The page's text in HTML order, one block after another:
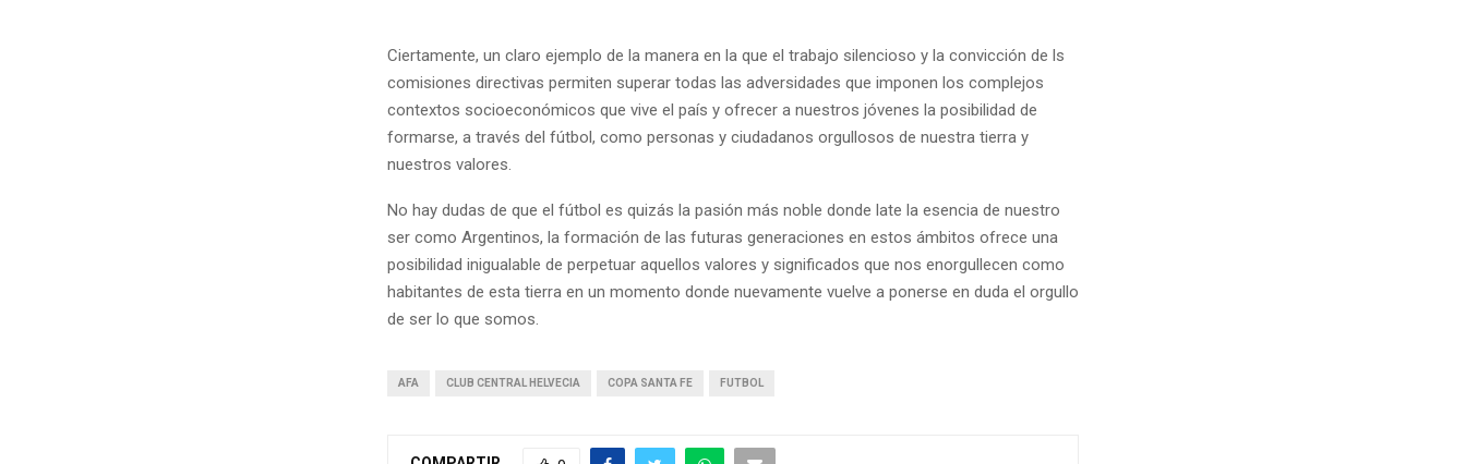
Ciertamente, un claro ejemplo de la manera en la que el trabajo silencioso y la convicción de ls
comisiones directivas permiten superar todas las adversidades que imponen los complejos
contextos socioeconómicos que vive el país y ofrecer a nuestros jóvenes la posibilidad de
formarse, a través del fútbol, como personas y ciudadanos orgullosos de nuestra tierra y
nuestros valores.
No hay dudas de que el fútbol es quizás la pasión más noble donde late la esencia de nuestro
ser como Argentinos, la formación de las futuras generaciones en estos ámbitos ofrece una
posibilidad inigualable de perpetuar aquellos valores y significados que nos enorgullecen como
habitantes de esta tierra en un momento donde nuevamente vuelve a ponerse en duda el orgullo
de ser lo que somos.
AFA CLUB CENTRAL HELVECIA COPA SANTA FE FUTBOL